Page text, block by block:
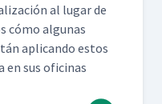
al lugar de
cómo algu­nas
apli­can­do estos
en sus ofic­i­nas